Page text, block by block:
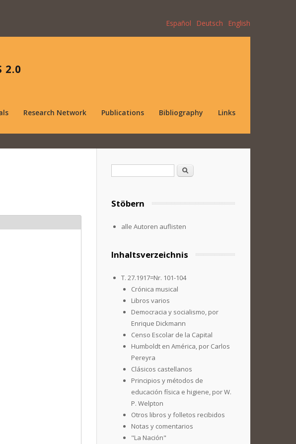
Español Deutsch English
2.0
Research Network Publications Bibliography Links
Search
Stöbern
alle Autoren auflisten
Inhaltsverzeichnis
T. 27.1917=Nr. 101-104
Crónica musical
Libros varios
Democracia y socialismo, por
Enrique Dickmann
Censo Escolar de la Capital
Humboldt en América, por Carlos
Pereyra
Clásicos castellanos
Principios y métodos de
educación física e higiene, por W.
P. Welpton
Otros libros y folletos recibidos
Notas y comentarios
"La Nación"